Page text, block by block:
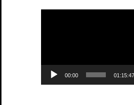
00:00 01:15:47